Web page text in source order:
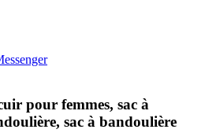
pour femmes, sac à
sac à bandoulière